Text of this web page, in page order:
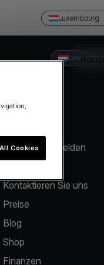
Luxembourg
Ein Problem melden
Kontaktieren Sie uns
Preise
Blog
Shop
Finanzen
Cookies